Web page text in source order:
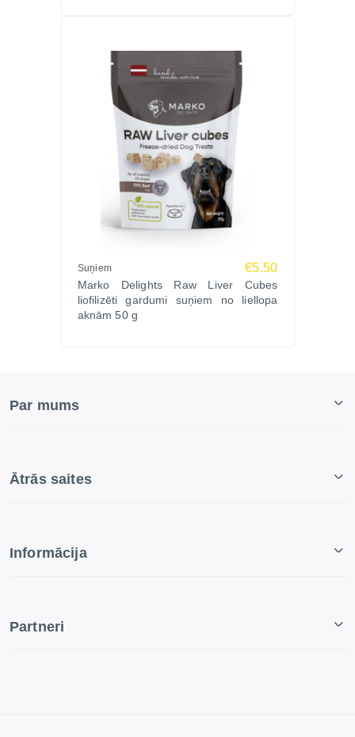
Suņiem €5.50
Marko Delights Raw Liver Cubes
liofilizēti gardumi suņiem no liellopa
aknām 50 g
Par mums
Ātrās saites
Informācija
Partneri